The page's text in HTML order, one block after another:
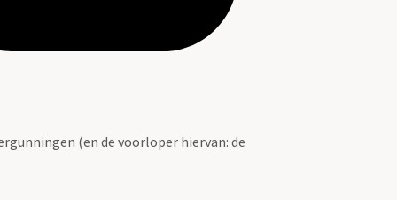
(en de voorloper hiervan: de